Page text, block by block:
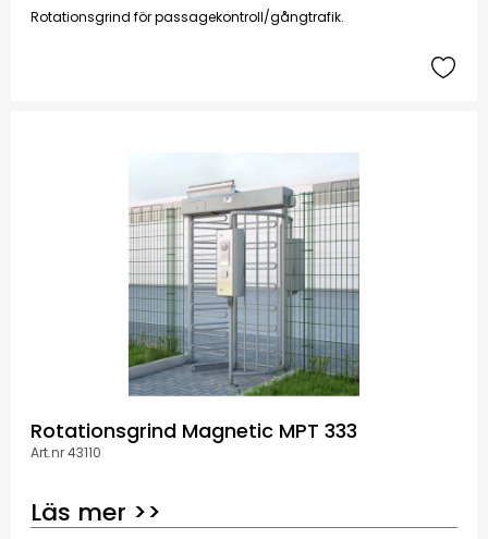
Rotationsgrind för passagekontroll/gångtrafik.
Rotationsgrind Magnetic MPT 333
Art.nr 43110
Läs mer >>